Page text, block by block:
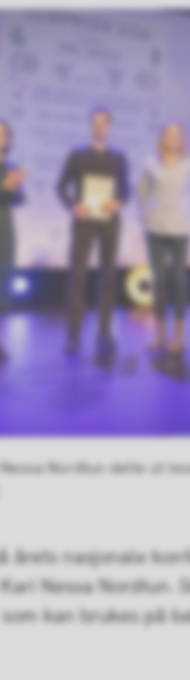
Nordtun delte ut
årets nasjonale
Nessa Nordtun.
kan brukes på